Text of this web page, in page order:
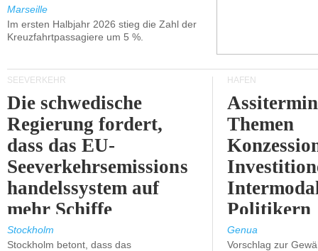
Marseille
Im ersten Halbjahr 2026 stieg die Zahl der
Kreuzfahrtpassagiere um 5 %.
SEEVERKEHR
Die schwedische
Regierung fordert,
dass das EU-
Seeverkehrsemissions
handelssystem auf
mehr Schiffe
ausgeweitet wird.
Stockholm
Stockholm betont, dass das
HÄFEN
Themen
Politikern
Genua
Vorschlag zur